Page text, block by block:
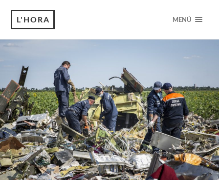
L'HORA MENÚ